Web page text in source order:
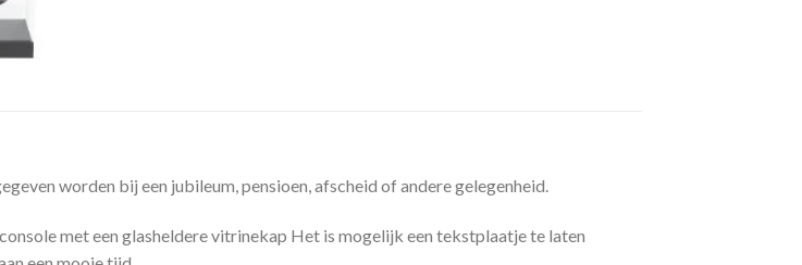
worden bij een jubileum, pensioen, afscheid of andere gelegenheid.
met een glasheldere vitrinekap Het is mogelijk een tekstplaatje te laten